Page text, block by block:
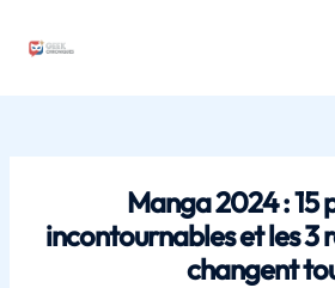
Manga 2024 : 15
incontournables et les 3
changent